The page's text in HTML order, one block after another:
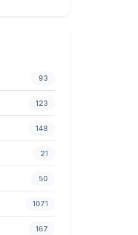
93
123
148
21
50
1071
167